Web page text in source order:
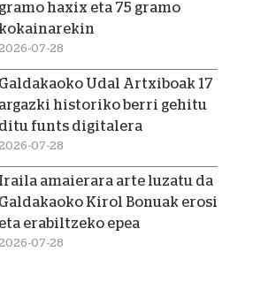
gramo haxix eta 75 gramo
kokainarekin
2026-07-28
Galdakaoko Udal Artxiboak 17
argazki historiko berri gehitu
ditu funts digitalera
2026-07-28
Iraila amaierara arte luzatu da
Galdakaoko Kirol Bonuak erosi
eta erabiltzeko epea
2026-07-28